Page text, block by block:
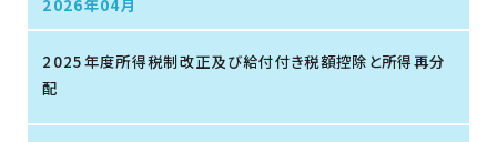
2026年04月
2025年度所得税制改正及び給付付き税額控除と所得再分
配